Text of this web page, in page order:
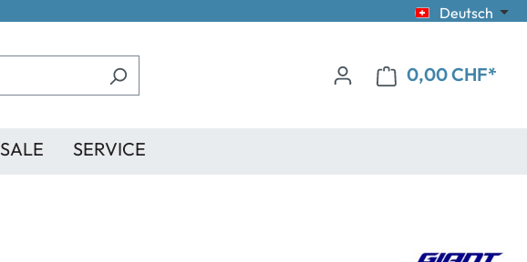
Deutsch
0,00 CHF*
SALE SERVICE